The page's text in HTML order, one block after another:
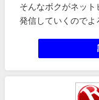
そんなボクがネッ
発信していくのでよ